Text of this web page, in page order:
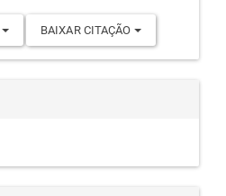
BAIXAR CITAÇÃO